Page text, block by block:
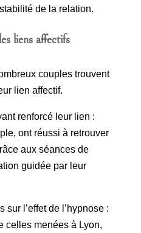
de la relation.
liens affectifs
couples trouvent
lien affectif.
renforcé leur lien :
ont réussi à retrouver
aux séances de
guidée par leur
sur l’effet de l’hypnose :
celles menées à Lyon,